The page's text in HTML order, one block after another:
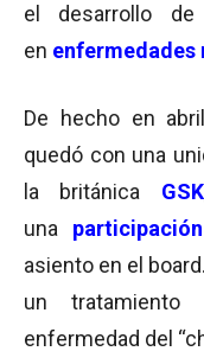
el desarrollo
en enfermedades
De hecho en
quedó con una
la británica
GSK
una
participación
asiento en el board.
un
enfermedad del